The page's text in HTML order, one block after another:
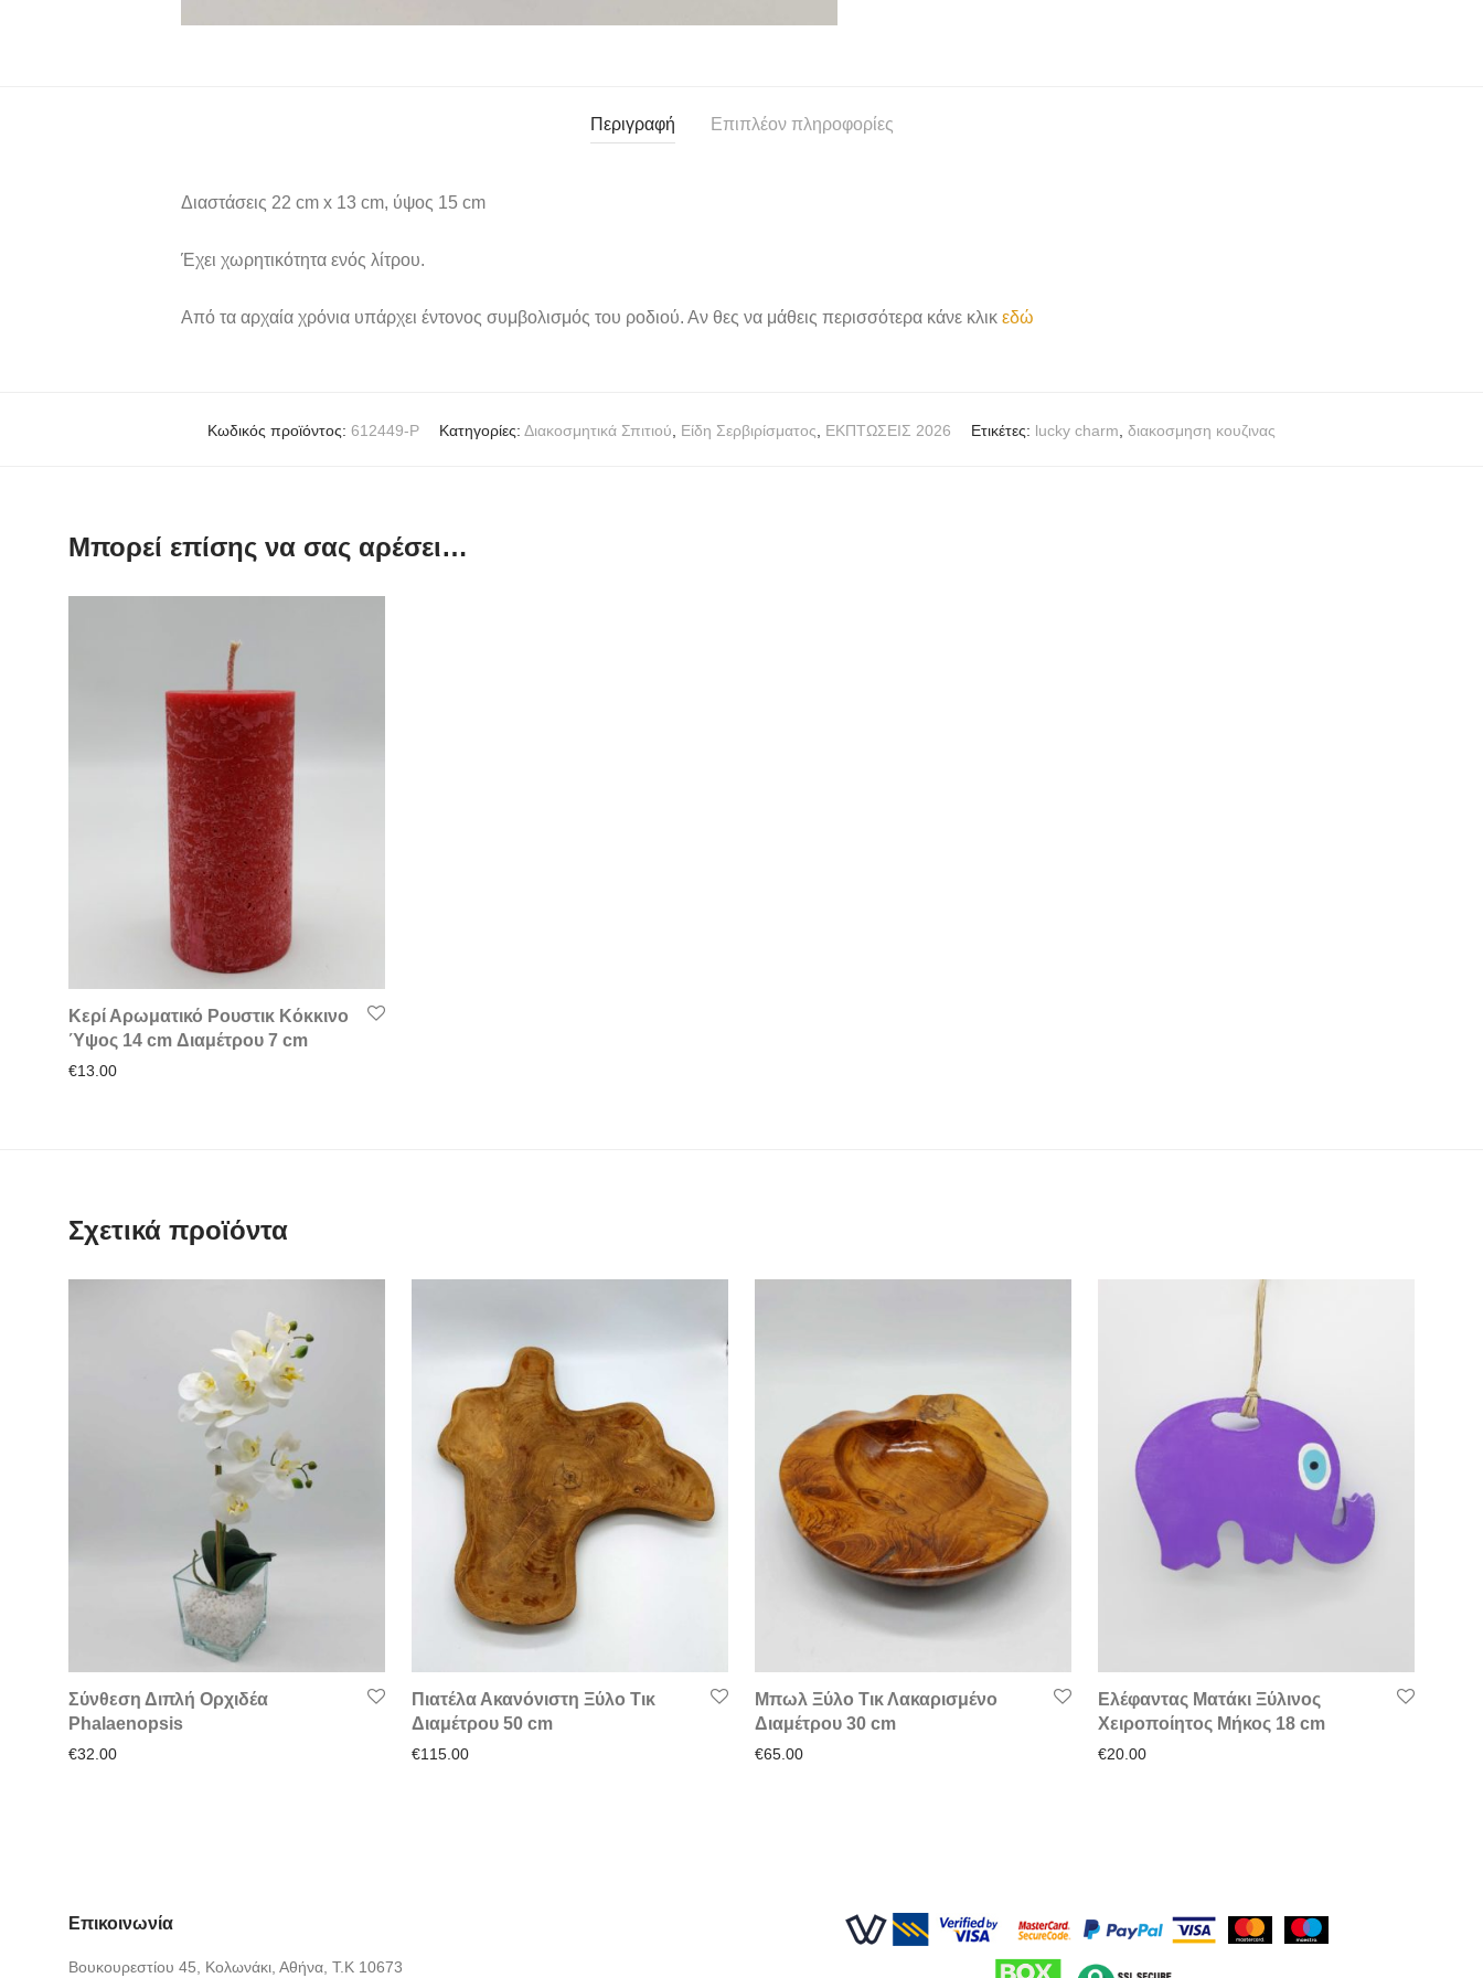
Περιγραφή Επιπλέον πληροφορίες
Διαστάσεις 22 cm x 13 cm, ύψος 15 cm
Έχει χωρητικότητα ενός λίτρου.
Από τα αρχαία χρόνια υπάρχει έντονος συμβολισμός του ροδιού. Αν θες να μάθεις περισσότερα κάνε κλικ εδώ
Κωδικός προϊόντος: 612449-P Κατηγορίες: Διακοσμητικά Σπιτιού Είδη Σερβιρίσματος ΕΚΠΤΩΣΕΙΣ 2026 Ετικέτες: lucky charm διακοσμηση κουζινας
Μπορεί επίσης να σας αρέσει…
Κερί Αρωματικό Ρουστικ Κόκκινο
Ύψος 14 cm Διαμέτρου 7 cm
€13.00
Σχετικά προϊόντα
Σύνθεση Διπλή Ορχιδέα
Phalaenopsis
€32.00
Πιατέλα Ακανόνιστη Ξύλο Τικ
Διαμέτρου 50 cm
€115.00
Μπωλ Ξύλο Τικ Λακαρισμένο
Διαμέτρου 30 cm
€65.00
Ελέφαντας Ματάκι Ξύλινος
Χειροποίητος Μήκος 18 cm
€20.00
Επικοινωνία
Βουκουρεστίου 45, Κολωνάκι, Αθήνα, Τ.Κ 10673